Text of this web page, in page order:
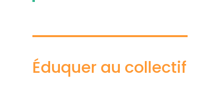
Éduquer au collectif